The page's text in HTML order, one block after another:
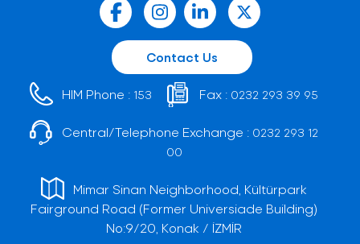
Contact Us
HIM Phone : 153 Fax : 0232 293 39 95
Central/Telephone Exchange : 0232 293 12
00
Mimar Sinan Neighborhood, Kültürpark
Fairground Road (Former Universiade Building)
No:9/20, Konak / İZMİR